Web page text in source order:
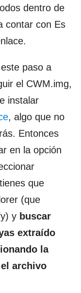
dentro de
contar con Es
paso a
el CWM.img,
instalar
, algo que no
Entonces
en la opción
que
(que
y buscar
extraído
la
archivo